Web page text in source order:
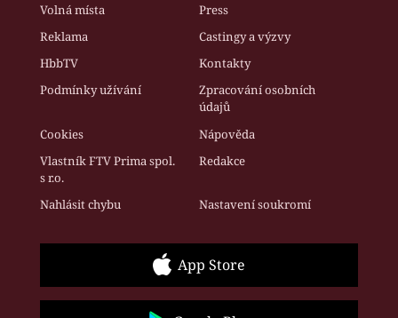
Volná místa
Press
Reklama
Castingy a výzvy
HbbTV
Kontakty
Podmínky užívání
Zpracování osobních
údajů
Cookies
Nápověda
Vlastník FTV Prima spol.
s r.o.
Redakce
Nahlásit chybu Nastavení soukromí
App Store